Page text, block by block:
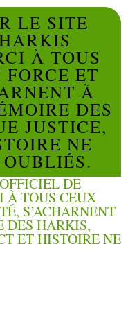
LE SITE
À TOUS
ET
À
DES
JUSTICE,
NE